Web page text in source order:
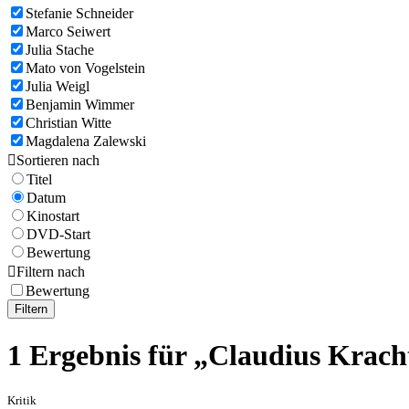
Stefanie Schneider
Marco Seiwert
Julia Stache
Mato von Vogelstein
Julia Weigl
Benjamin Wimmer
Christian Witte
Magdalena Zalewski
Sortieren nach
Titel
Datum
Kinostart
DVD-Start
Bewertung
Filtern nach
Bewertung
Filtern
1 Ergebnis für „Claudius
Kritik